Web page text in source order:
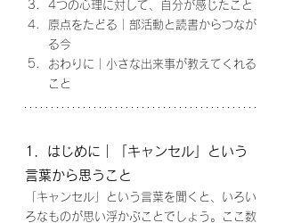
4つの心理に対して、自分が感じたこと
原点をたどる｜部活動と読書からつなが
る今
おわりに｜小さな出来事が教えてくれる
こと
1．はじめに｜「キャンセル」という
言葉から思うこと
「キャンセル」という言葉を聞くと、いろい
ろなものが思い浮かぶことでしょう。ここ数